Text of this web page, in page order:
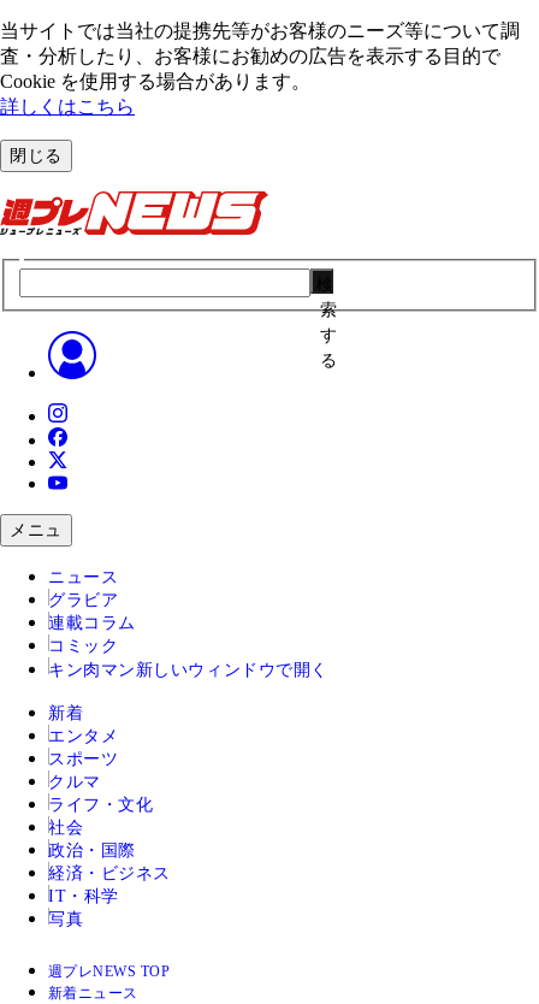
当サイトでは当社の提携先等がお客様のニーズ等について調
査・分析したり、お客様にお勧めの広告を表⽰する⽬的で
Cookie を使⽤する場合があります。
詳しくはこちら
閉じる
索
す
る
メニュ
ニュース
グラビア
連載コラム
コミック
キン肉マン 新しいウィンドウで開く
新着
エンタメ
スポーツ
クルマ
ライフ・文化
社会
政治・国際
経済・ビジネス
IT・科学
写真
週プレNEWS TOP
新着ニュース